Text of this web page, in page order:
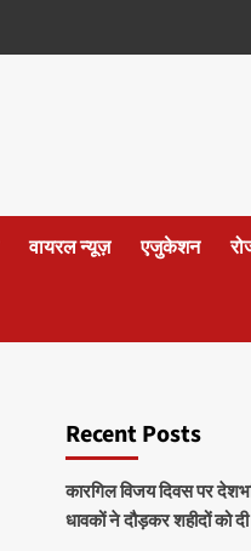
वायरल न्यूज़ एजुकेशन
Recent Posts
कारगिल विजय दिवस पर
धावकों ने दौड़कर शहीदों को